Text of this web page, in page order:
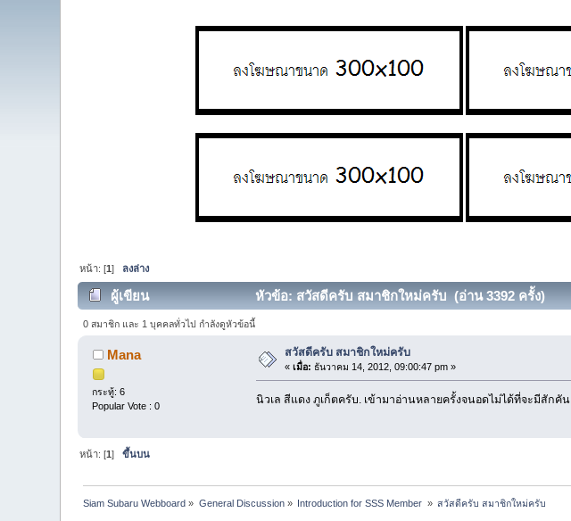
หน้า: [1] ลงล่าง
ผู้เขียน หัวข้อ: สวัสดีครับ สมาชิกใหม่ครับ (อ่าน 3392 ครั้ง)
0 สมาชิก และ 1 บุคคลทั่วไป กำลังดูหัวข้อนี้
Mana
กระทู้: 6
Popular Vote : 0
สวัสดีครับ สมาชิกใหม่ครับ
«เมื่อ: ธันวาคม 14, 2012, 09:00:47 pm »
นิวเล สีแดง ภูเก็ตครับ. เข้ามาอ่านหลายครั้งจนอดไม่ได้ที่จะมีสักคัน
หน้า: [1]ขึ้นบน
Siam Subaru Webboard » General Discussion» Introduction for SSS Member » สวัสดีครับ สมาชิกใหม่ครับ